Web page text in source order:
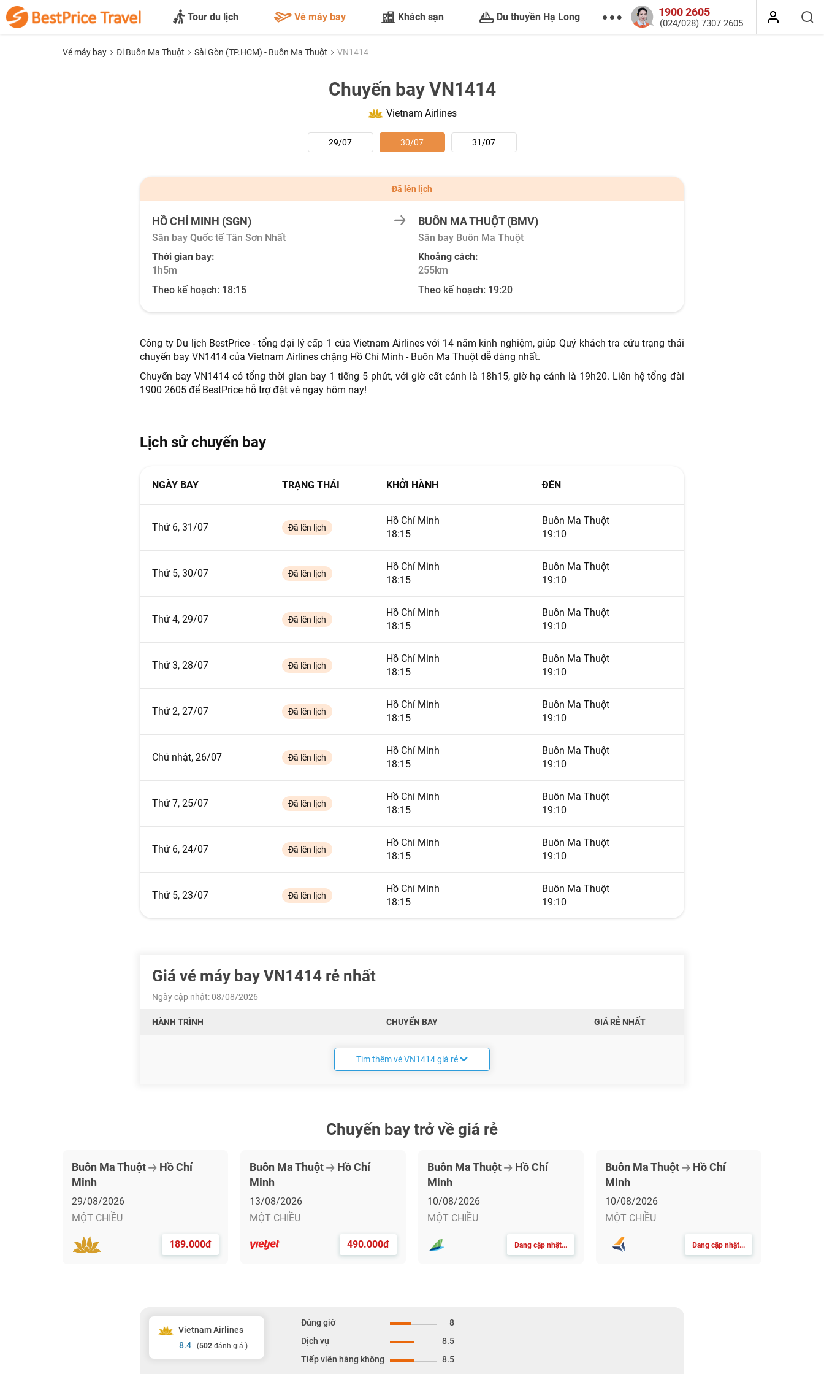
Tour du lịch Vé máy bay Khách sạn Du thuyền Hạ Long 1900 2605
(024/028) 7307 2605
Vé máy bay Đi Buôn Ma Thuột Sài Gòn (TP.HCM) - Buôn Ma Thuột VN1414
Chuyến bay VN1414
Vietnam Airlines
29/07 30/07 31/07
Đã lên lịch
HỒ CHÍ MINH (SGN) BUÔN MA THUỘT (BMV)
Sân bay Quốc tế Tân Sơn Nhất
Thời gian bay:
1h5m
Sân bay Buôn Ma Thuột
Khoảng cách:
255km
Theo kế hoạch: 18:15 Theo kế hoạch: 19:20
Công ty Du lịch BestPrice - tổng đại lý cấp 1 của Vietnam Airlines với 14 năm kinh nghiệm, giúp Quý khách tra cứu trạng thái
chuyến bay VN1414 của Vietnam Airlines chặng Hồ Chí Minh - Buôn Ma Thuột dễ dàng nhất.
Chuyến bay VN1414 có tổng thời gian bay 1 tiếng 5 phút, với giờ cất cánh là 18h15, giờ hạ cánh là 19h20. Liên hệ tổng đài
1900 2605 để BestPrice hỗ trợ đặt vé ngay hôm nay!
Lịch sử chuyến bay
NGÀY BAY TRẠNG THÁI KHỞI HÀNH ĐẾN
Thứ 6, 31/07 Đã lên lịch
Hồ Chí Minh
18:15
Buôn Ma Thuột
19:10
Thứ 5, 30/07 Đã lên lịch
Hồ Chí Minh
18:15
Buôn Ma Thuột
19:10
Thứ 4, 29/07 Đã lên lịch
Hồ Chí Minh
18:15
Buôn Ma Thuột
19:10
Thứ 3, 28/07 Đã lên lịch
Hồ Chí Minh
18:15
Buôn Ma Thuột
19:10
Thứ 2, 27/07 Đã lên lịch
Hồ Chí Minh
18:15
Buôn Ma Thuột
19:10
Chủ nhật, 26/07 Đã lên lịch
Hồ Chí Minh
18:15
Buôn Ma Thuột
19:10
Thứ 7, 25/07 Đã lên lịch
Hồ Chí Minh
18:15
Buôn Ma Thuột
19:10
Thứ 6, 24/07 Đã lên lịch
Hồ Chí Minh
18:15
Buôn Ma Thuột
19:10
Thứ 5, 23/07 Đã lên lịch
Hồ Chí Minh
18:15
Buôn Ma Thuột
19:10
Giá vé máy bay VN1414 rẻ nhất
Ngày cập nhật: 08/08/2026
HÀNH TRÌNH CHUYẾN BAY GIÁ RẺ NHẤT
Tìm thêm vé VN1414 giá rẻ
Chuyến bay trở về giá rẻ
Buôn Ma Thuột
Hồ Chí
Minh
29/08/2026
MỘT CHIỀU
189.000đ
Buôn Ma Thuột
Hồ Chí
Minh
13/08/2026
MỘT CHIỀU
490.000đ
Buôn Ma Thuột
Hồ Chí
Minh
10/08/2026
MỘT CHIỀU
Đang cập nhật...
Buôn Ma Thuột
Hồ Chí
Minh
10/08/2026
MỘT CHIỀU
Đang cập nhật...
Vietnam Airlines
8.4
(502 đánh giá )
Đúng giờ
8
Dịch vụ
8.5
Tiếp viên hàng không
8.5
TƯ VẤN NGAY
TƯ VẤN NGAY
NHẬN ƯU ĐÃI NGAY